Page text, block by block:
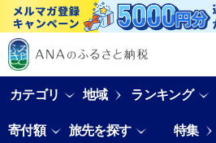
カテゴリ 地域 ランキング
寄付額 旅先を探す 特集